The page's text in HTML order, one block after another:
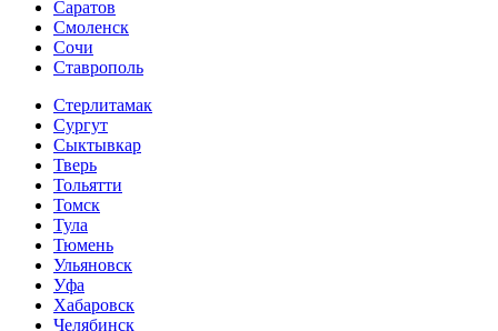
Саратов
Смоленск
Сочи
Ставрополь
Стерлитамак
Сургут
Сыктывкар
Тверь
Тольятти
Томск
Тула
Тюмень
Ульяновск
Уфа
Хабаровск
Челябинск